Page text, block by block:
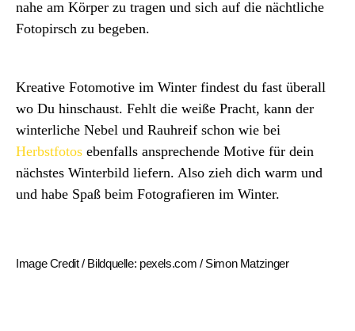
nahe am Körper zu tragen und sich auf die nächtliche
Fotopirsch zu begeben.
Kreative Fotomotive im Winter findest du fast überall
wo Du hinschaust. Fehlt die weiße Pracht, kann der
winterliche Nebel und Rauhreif schon wie bei
Herbstfotos ebenfalls ansprechende Motive für dein
nächstes Winterbild liefern. Also zieh dich warm und
und habe Spaß beim Fotografieren im Winter.
Image Credit / Bildquelle: pexels.com / Simon Matzinger